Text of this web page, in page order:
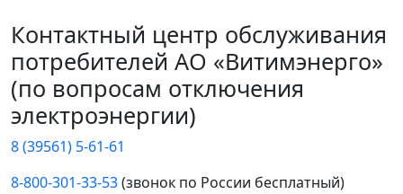
Контактный центр обслуживания
потребителей АО «Витимэнерго»
(по вопросам отключения
электроэнергии)
8 (39561) 5-61-61
8-800-301-33-53(звонок по России бесплатный)